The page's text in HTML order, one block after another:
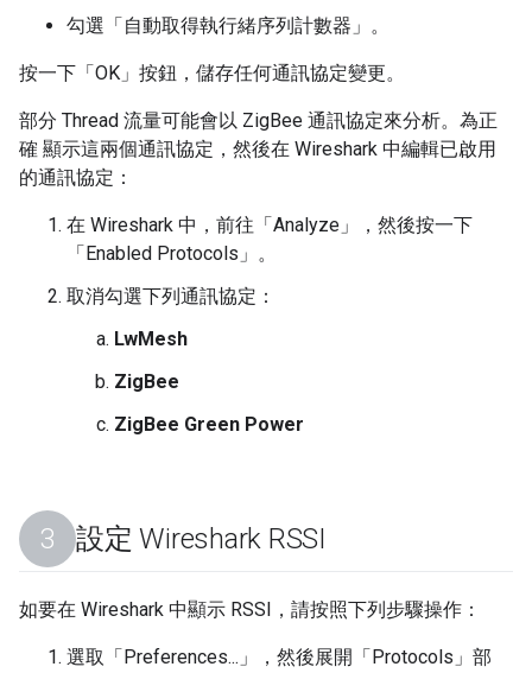
勾選「自動取得執行緒序列計數器」 。
按一下「OK」 按鈕，儲存任何通訊協定變更。
部分 Thread 流量可能會以 ZigBee 通訊協定來分析。為正
確 顯示這兩個通訊協定，然後在 Wireshark 中編輯已啟用
的通訊協定：
在 Wireshark 中，前往「Analyze」
，然後按一下
「Enabled Protocols」 。
取消勾選下列通訊協定：
LwMesh
ZigBee
ZigBee Green Power
設定 Wireshark RSSI
如要在 Wireshark 中顯示 RSSI，請按照下列步驟操作：
選取「Preferences...」 ，然後展開「Protocols」 部